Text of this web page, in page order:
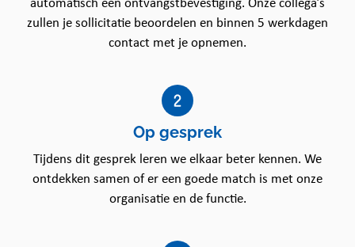
om een sociale band op te bouwen met onze
pad te volgen. Daarbij stimuleren we onze
medewerkers om zichzelf te blijven ontwikkelen en
de zelfredzaamheid van onze cliënten te verhogen.
Wat ga jij doen?
Als Medewerker Huishoudelijke Hulp voer je
automatisch een ontvangstbevestiging. Onze collega’s
zullen je sollicitatie beoordelen en binnen 5 werkdagen
contact met je opnemen.
Op gesprek
Tijdens dit gesprek leren we elkaar beter kennen. We
ontdekken samen of er een goede match is met onze
organisatie en de functie.